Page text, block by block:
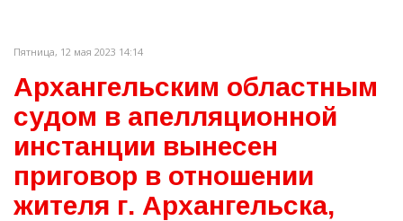
Пятница, 12 мая 2023 14:14
Архангельским областным
судом в апелляционной
инстанции вынесен
приговор в отношении
жителя г. Архангельска,